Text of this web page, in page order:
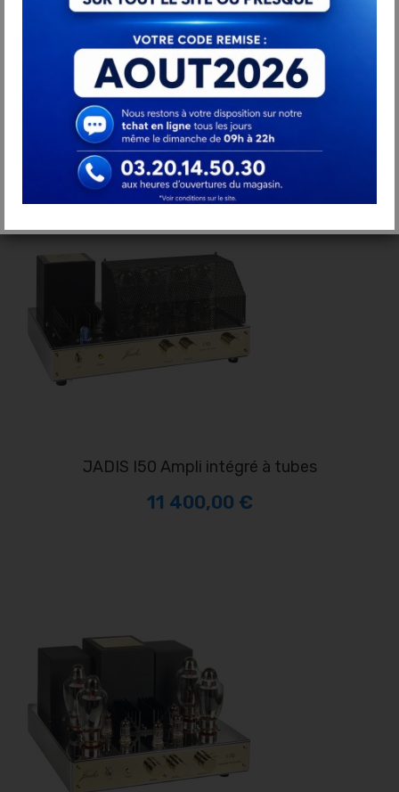
JADIS I35 Ampli intégré à tubes
8 190,00 €
JADIS I50 Ampli intégré à tubes
11 400,00 €